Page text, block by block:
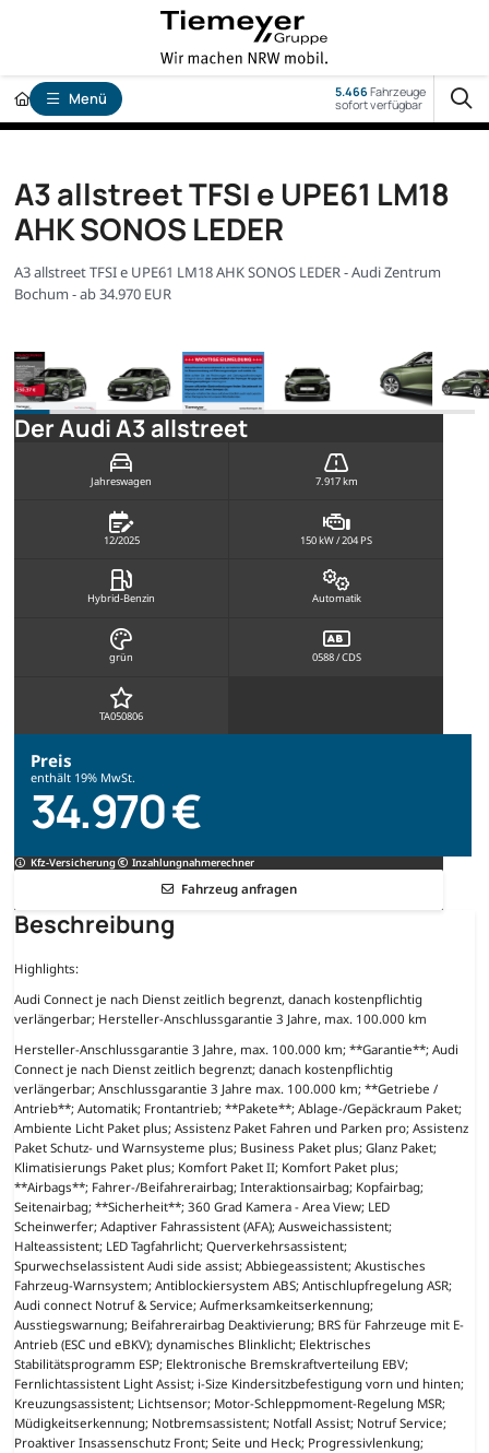
Menü 5.466Fahrzeuge
sofort verfügbar
A3 allstreet TFSI e UPE61 LM18
AHK SONOS LEDER
A3 allstreet TFSI e UPE61 LM18 AHK SONOS LEDER - Audi Zentrum
Bochum - ab 34.970 EUR
Der Audi A3 allstreet
Jahreswagen 7.917 km
12/2025 150 kW / 204 PS
Hybrid-Benzin Automatik
grün 0588 / CDS
TA050806
Preis
enthält 19% MwSt.
34.970 €
Kfz-Versicherung Inzahlungnahmerechner
Fahrzeug anfragen
Beschreibung
Highlights:
Audi Connect je nach Dienst zeitlich begrenzt, danach kostenpflichtig
verlängerbar; Hersteller-Anschlussgarantie 3 Jahre, max. 100.000 km
Hersteller-Anschlussgarantie 3 Jahre, max. 100.000 km; **Garantie**; Audi
Connect je nach Dienst zeitlich begrenzt; danach kostenpflichtig
verlängerbar; Anschlussgarantie 3 Jahre max. 100.000 km; **Getriebe /
Antrieb**; Automatik; Frontantrieb; **Pakete**; Ablage-/Gepäckraum Paket;
Ambiente Licht Paket plus; Assistenz Paket Fahren und Parken pro; Assistenz
Paket Schutz- und Warnsysteme plus; Business Paket plus; Glanz Paket;
Klimatisierungs Paket plus; Komfort Paket II; Komfort Paket plus;
**Airbags**; Fahrer-/Beifahrerairbag; Interaktionsairbag; Kopfairbag;
Seitenairbag; **Sicherheit**; 360 Grad Kamera - Area View; LED
Scheinwerfer; Adaptiver Fahrassistent (AFA); Ausweichassistent;
Halteassistent; LED Tagfahrlicht; Querverkehrsassistent;
Spurwechselassistent Audi side assist; Abbiegeassistent; Akustisches
Fahrzeug-Warnsystem; Antiblockiersystem ABS; Antischlupfregelung ASR;
Audi connect Notruf & Service; Aufmerksamkeitserkennung;
Ausstiegswarnung; Beifahrerairbag Deaktivierung; BRS für Fahrzeuge mit E-
Antrieb (ESC und eBKV); dynamisches Blinklicht; Elektrisches
Stabilitätsprogramm ESP; Elektronische Bremskraftverteilung EBV;
Fernlichtassistent Light Assist; i-Size Kindersitzbefestigung vorn und hinten;
Kreuzungsassistent; Lichtsensor; Motor-Schleppmoment-Regelung MSR;
Müdigkeitserkennung; Notbremsassistent; Notfall Assist; Notruf Service;
Proaktiver Insassenschutz Front; Seite und Heck; Progressivlenkung;